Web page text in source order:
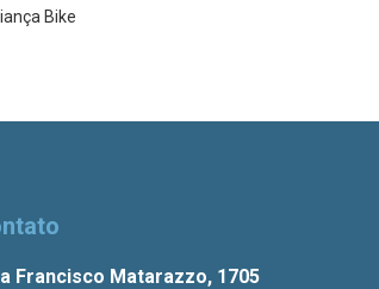
Bike
Francisco Matarazzo, 1705